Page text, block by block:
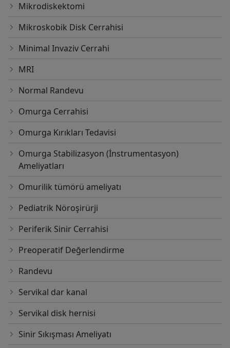
Mikrodiskektomi
Mikroskobik Disk Cerrahisi
Minimal Invaziv Cerrahi
MRI
Normal Randevu
Omurga Cerrahisi
Omurga Kırıkları Tedavisi
Omurga Stabilizasyon (İnstrumentasyon)
Ameliyatları
Omurilik tümörü ameliyatı
Pediatrik Nöroşirürji
Periferik Sinir Cerrahisi
Preoperatif Değerlendirme
Randevu
Servikal dar kanal
Servikal disk hernisi
Sinir Sıkışması Ameliyatı